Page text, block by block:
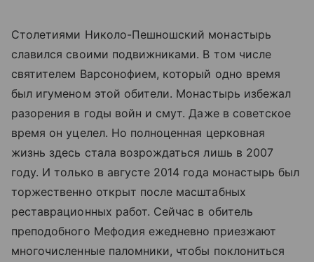
Столетиями Николо-Пешношский монастырь
славился своими подвижниками. В том числе
святителем Варсонофием, который одно время
был игуменом этой обители. Монастырь избежал
разорения в годы войн и смут. Даже в советское
время он уцелел. Но полноценная церковная
жизнь здесь стала возрождаться лишь в 2007
году. И только в августе 2014 года монастырь был
торжественно открыт после масштабных
реставрационных работ. Сейчас в обитель
преподобного Мефодия ежедневно приезжают
многочисленные паломники, чтобы поклониться